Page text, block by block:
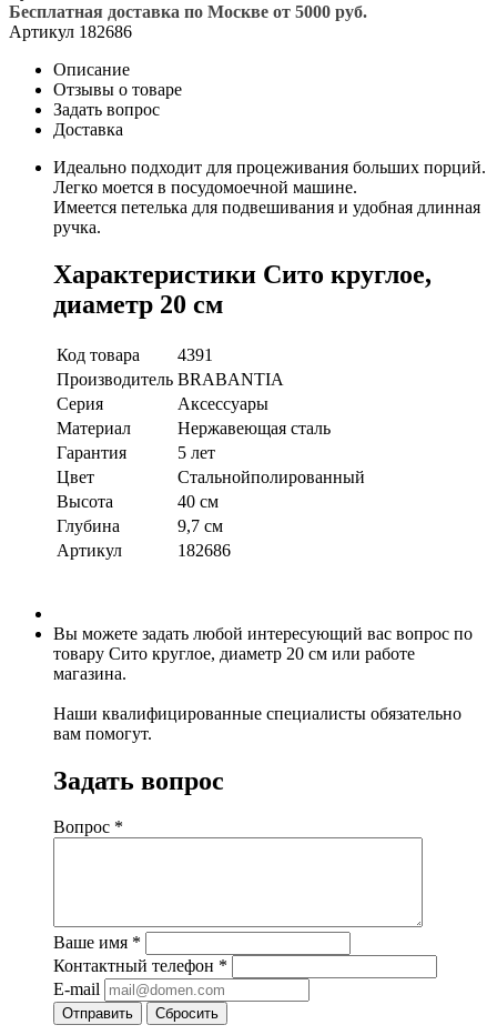
Бесплатная доставка по Москве от 5000 руб.
Артикул 182686
Описание
Отзывы о товаре
Задать вопрос
Доставка
Идеально подходит для процеживания больших порций.
Легко моется в посудомоечной машине.
Имеется петелька для подвешивания и удобная длинная
ручка.
Характеристики Сито круглое,
диаметр 20 см
Код товара
4391
Производитель BRABANTIA
Серия
Аксессуары
Материал
Нержавеющая сталь
Гарантия
5 лет
Цвет
Стальнойполированный
Высота
40 см
Глубина
9,7 см
Артикул
182686
Вы можете задать любой интересующий вас вопрос по
товару Сито круглое, диаметр 20 см или работе
магазина.
Наши квалифицированные специалисты обязательно
вам помогут.
Задать вопрос
Вопрос *
Ваше имя *
Контактный телефон *
E-mail
Отправить Сбросить